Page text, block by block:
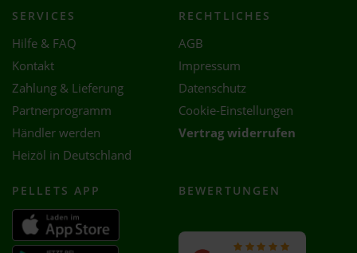
SERVICES
Hilfe & FAQ
Kontakt
Zahlung & Lieferung
Partnerprogramm
Händler werden
Heizöl in Deutschland
RECHTLICHES
AGB
Impressum
Datenschutz
Cookie-Einstellungen
Vertrag widerrufen
PELLETS APP BEWERTUNGEN